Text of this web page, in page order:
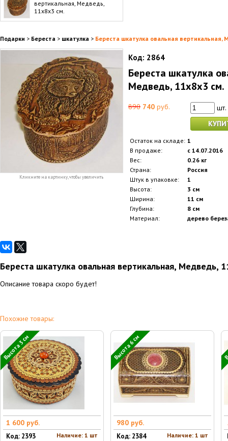
вертикальная, Медведь,
11x8x3 см.
Подарки > Береста > шкатулка > Береста шкатулка овальная вертикальная,
Кликните на картинку, чтобы увеличить
Код: 2864
Береста шкатулка
Медведь, 11x8x3 см.
890 740 руб.
шт.
Остаток на складе: 1
В продаже:
с 14.07.2016
Вес:
0.26 кг
Страна:
Россия
Штук в упаковке:
1
Высота:
3 см
Ширина:
11 см
Глубина:
8 см
Материал:
дерево
Береста шкатулка овальная вертикальная, Медведь,
Описание товара скоро будет!
Похожие товары:
Высота 3 см
1 600 руб.
Наличие: 1 шт
Код: 2393
Высота 6 см
980 руб.
Наличие: 1 шт
Код: 2384